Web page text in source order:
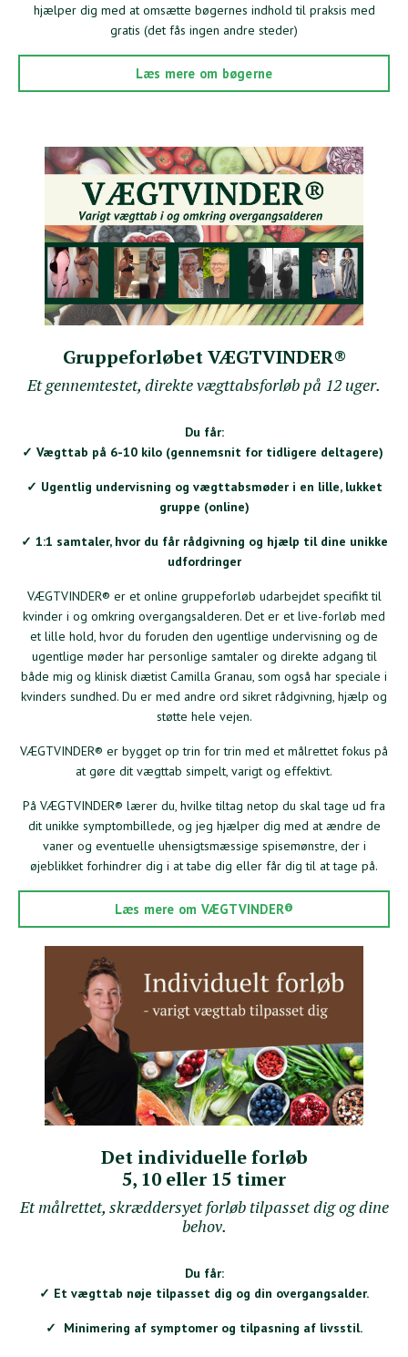
hjælper dig med at omsætte bøgernes indhold til praksis med
gratis (det fås ingen andre steder)
Læs mere om bøgerne
Gruppeforløbet VÆGTVINDER®
Et gennemtestet, direkte vægttabsforløb på 12 uger.
Du får:
✓ Vægttab på 6-10 kilo (gennemsnit for tidligere deltagere)
✓ Ugentlig undervisning og vægttabsmøder i en lille, lukket
gruppe (online)
✓ 1:1 samtaler, hvor du får rådgivning og hjælp til dine unikke
udfordringer
VÆGTVINDER® er et online gruppeforløb udarbejdet specifikt til
kvinder i og omkring overgangsalderen. Det er et live-forløb med
et lille hold, hvor du foruden den ugentlige undervisning og de
ugentlige møder har personlige samtaler og direkte adgang til
både mig og klinisk diætist Camilla Granau, som også har speciale i
kvinders sundhed. Du er med andre ord sikret rådgivning, hjælp og
støtte hele vejen.
VÆGTVINDER® er bygget op trin for trin med et målrettet fokus på
at gøre dit vægttab simpelt, varigt og effektivt.
På VÆGTVINDER® lærer du, hvilke tiltag netop du skal tage ud fra
dit unikke symptombillede, og jeg hjælper dig med at ændre de
vaner og eventuelle uhensigtsmæssige spisemønstre, der i
øjeblikket forhindrer dig i at tabe dig eller får dig til at tage på.
Læs mere om VÆGTVINDER®
Det individuelle forløb
5, 10 eller 15 timer
Et målrettet, skræddersyet forløb tilpasset dig og dine
behov.
Du får:
✓ Et vægttab nøje tilpasset dig og din overgangsalder.
✓ Minimering af symptomer og tilpasning af livsstil.